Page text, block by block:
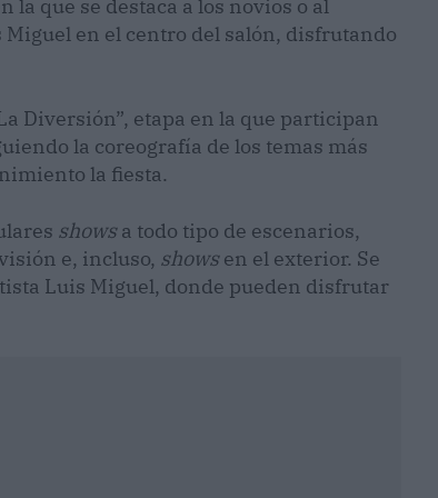
la que se destaca a los novios o al
en el centro del salón, disfrutando
Diversión”, etapa en la que participan
la coreografía de los temas más
la fiesta.
showsa todo tipo de escenarios,
e, incluso, showsen el exterior. Se
Luis Miguel, donde pueden disfrutar